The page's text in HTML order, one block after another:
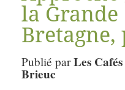
la
Publié parLes
Brieuc